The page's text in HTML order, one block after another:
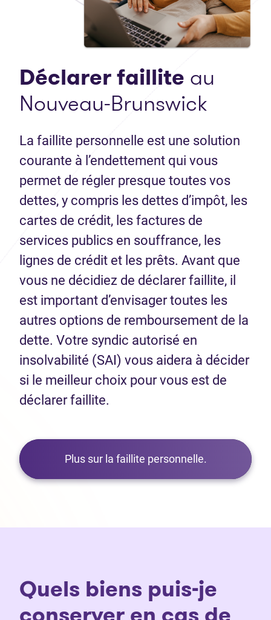
Déclarer faillite au
Nouveau-Brunswick
La faillite personnelle est une solution
courante à l’endettement qui vous
permet de régler presque toutes vos
dettes, y compris les dettes d’impôt, les
cartes de crédit, les factures de
services publics en souffrance, les
lignes de crédit et les prêts. Avant que
vous ne décidiez de déclarer faillite, il
est important d’envisager toutes les
autres options de remboursement de la
dette. Votre syndic autorisé en
insolvabilité (SAI) vous aidera à décider
si le meilleur choix pour vous est de
déclarer faillite.
Plus sur la faillite personnelle.
Quels biens puis-je